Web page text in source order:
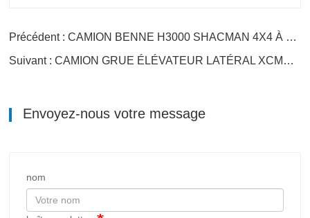
Précédent : CAMION BENNE H3000 SHACMAN 4X4 À VENDRE
Suivant : CAMION GRUE ÉLÉVATEUR LATÉRAL XCMG MQH37A
Envoyez-nous votre message
nom